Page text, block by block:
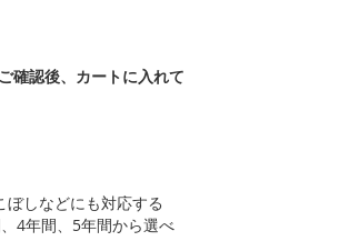
確認後、カートに入れて
しなどにも対応する
4年間、5年間から選べ